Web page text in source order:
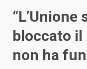
bloccato il
non ha